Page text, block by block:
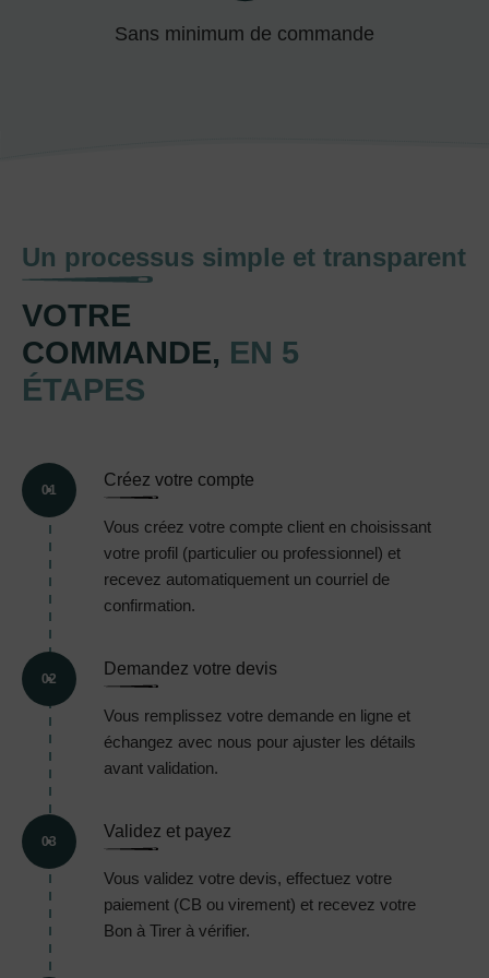
Sans minimum de commande
Un processus simple et transparent
VOTRE
COMMANDE, EN 5
ÉTAPES
01
Créez votre compte
Vous créez votre compte client en choisissant
votre profil (particulier ou professionnel) et
recevez automatiquement un courriel de
confirmation.
02
Demandez votre devis
Vous remplissez votre demande en ligne et
échangez avec nous pour ajuster les détails
avant validation.
03
Validez et payez
Vous validez votre devis, effectuez votre
paiement (CB ou virement) et recevez votre
Bon à Tirer à vérifier.